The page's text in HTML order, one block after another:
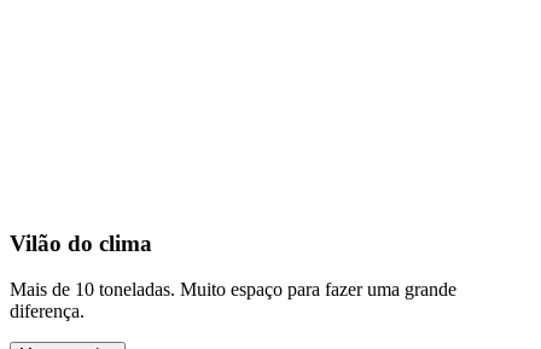
Vilão do clima
Mais de 10 toneladas. Muito espaço para fazer uma grande
diferença.